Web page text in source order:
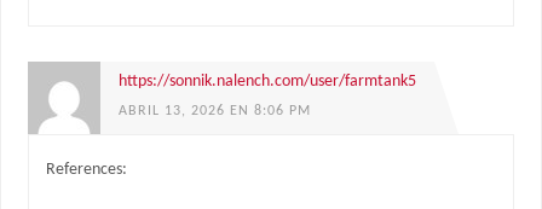
https://sonnik.nalench.com/user/farmtank5
ABRIL 13, 2026 EN 8:06 PM
References: